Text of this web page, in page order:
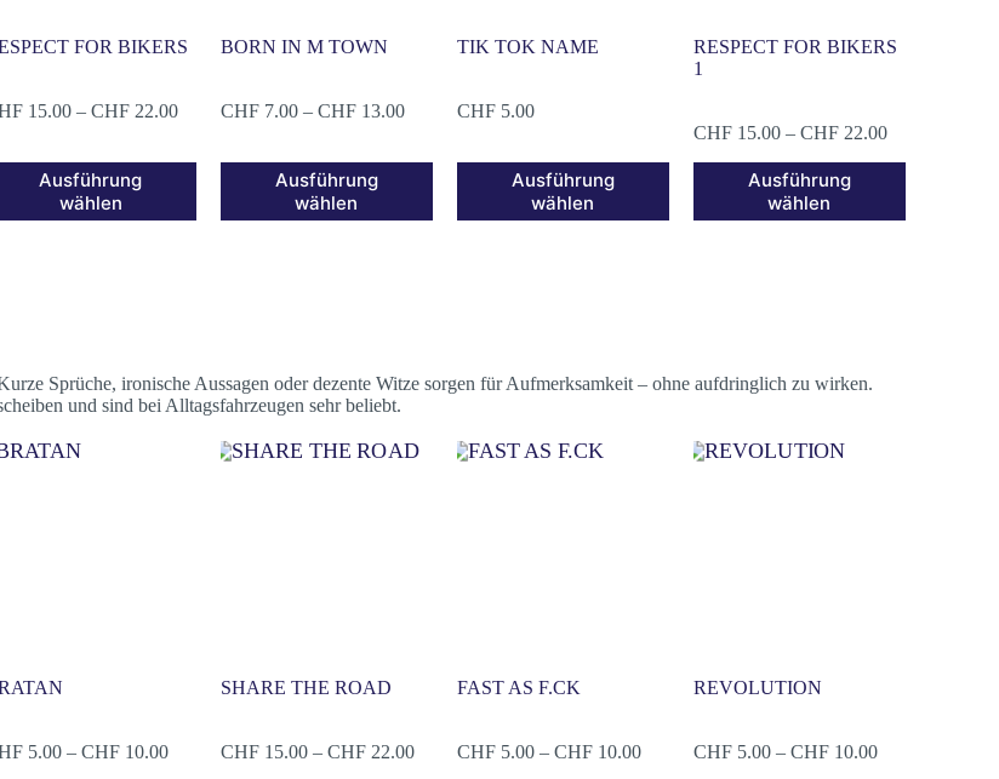
FOR BIKERS
15.00 –CHF 22.00
Ausführung
wählen
BORN IN M TOWN
CHF7.00 – CHF13.00
Ausführung
wählen
TIK TOK NAME
CHF5.00
Ausführung
wählen
RESPECT FOR BIKERS
1
CHF15.00 – CHF22.00
Ausführung
wählen
Sprüche, ironische Aussagen oder dezente Witze sorgen für Aufmerksamkeit – ohne aufdringlich zu wirken.
und sind bei Alltagsfahrzeugen sehr beliebt.
5.00 –CHF 10.00
SHARE THE ROAD
CHF15.00 – CHF22.00
FAST AS F.CK
CHF5.00 – CHF10.00
REVOLUTION
CHF5.00 – CHF10.00